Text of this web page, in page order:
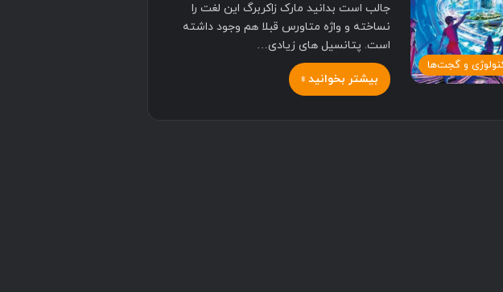
و گجت‌ها
جالب است بدانید مارک زاکربرگ این لغت را
نساخته و واژه متاورس قبلا هم وجود داشته
است. پتانسیل های زیادی…
بیشتر بخوانید »